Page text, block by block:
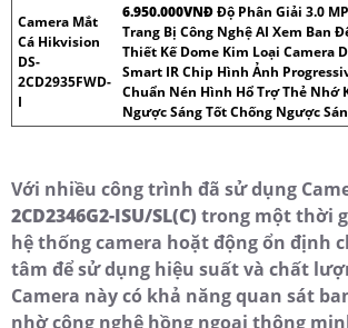
Camera Mắt
Cá Hikvision
DS-
2CD2935FWD-
I
6.950.000VNÐĐộ Phân Giải 3.0
Trang Bị Công Nghệ AI Xem Ban
Thiết Kế Dome Kim Loại Camera
Smart IR Chip Hình Ảnh
Chuẩn Nén Hình Hổ Trợ Thẻ Nhớ
Ngược Sáng Tốt Chống Ngược
Với nhiều công trình đã sử dụng
2CD2346G2-ISU/SL(C) trong một thời
hệ thống camera hoặt động ổn định
tâm để sử dụng hiệu suất và chất
Camera này có khả năng quan sát
nhờ công nghệ hồng ngoại thông